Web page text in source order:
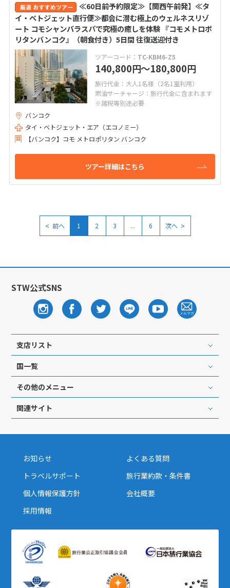
≪60日前予約限定≫【関西午前発】≪タ
イ・ベトジェット直行便≫都会に潜む極上のウェルネスリゾ
ート コモシャンバラスパで究極の癒しを体験 『コモメトロポ
リタンバンコク』（朝食付き）5日間 往復送迎付き
ツアーコード： TC-KBM6-Z5
140,800円〜180,800円
旅行代金：大人1名様（2名1室利用）
燃油サーチャージ：旅行代金に含まれます
※諸税等別途必要
バンコク
タイ・ベトジェット・エア（エコノミー）
【バンコク】コモ メトロポリタン バンコク
ツアー詳細はこちら
< 前へ 1 2 3 ... 6 次へ >
STW公式SNS
支店リスト
国一覧
その他のメニュー
関連サイト
お知らせ
よくある質問
トラベルサポート
旅行業約款・条件書
個人情報保護方針
会社概要
採用情報